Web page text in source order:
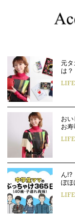
元
は
お
お
ん!?
ぼ